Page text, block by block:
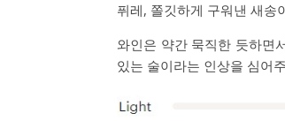
퓌레, 쫄깃하게 구워낸 새송
와인은 약간 묵직한 듯하면
있는 술이라는 인상을 심어